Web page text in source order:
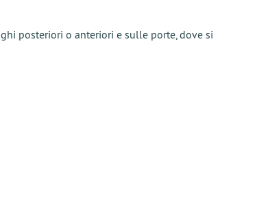
posteriori o anteriori e sulle porte, dove si